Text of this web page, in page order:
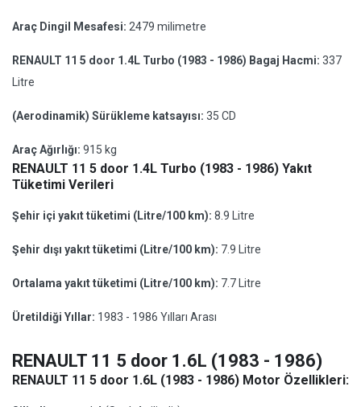
Araç Dingil Mesafesi: 2479 milimetre
RENAULT 11 5 door 1.4L Turbo (1983 - 1986) Bagaj Hacmi: 337
Litre
(Aerodinamik) Sürükleme katsayısı: 35 CD
Araç Ağırlığı: 915 kg
RENAULT 11 5 door 1.4L Turbo (1983 - 1986) Yakıt
Tüketimi Verileri
Şehir içi yakıt tüketimi (Litre/100 km): 8.9 Litre
Şehir dışı yakıt tüketimi (Litre/100 km): 7.9 Litre
Ortalama yakıt tüketimi (Litre/100 km): 7.7 Litre
Üretildiği Yıllar: 1983 - 1986 Yılları Arası
RENAULT 11 5 door 1.6L (1983 - 1986)
RENAULT 11 5 door 1.6L (1983 - 1986) Motor Özellikleri: